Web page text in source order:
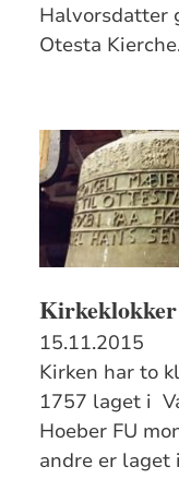
Otesta
Kirkeklokker
15.11.2015
Kirken har to
1757 laget i
Hoeber FU
andre er